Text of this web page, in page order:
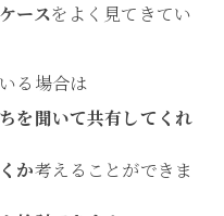
ースをよく見てきてい
る場合は
を聞いて共有してくれ
か考えることができま